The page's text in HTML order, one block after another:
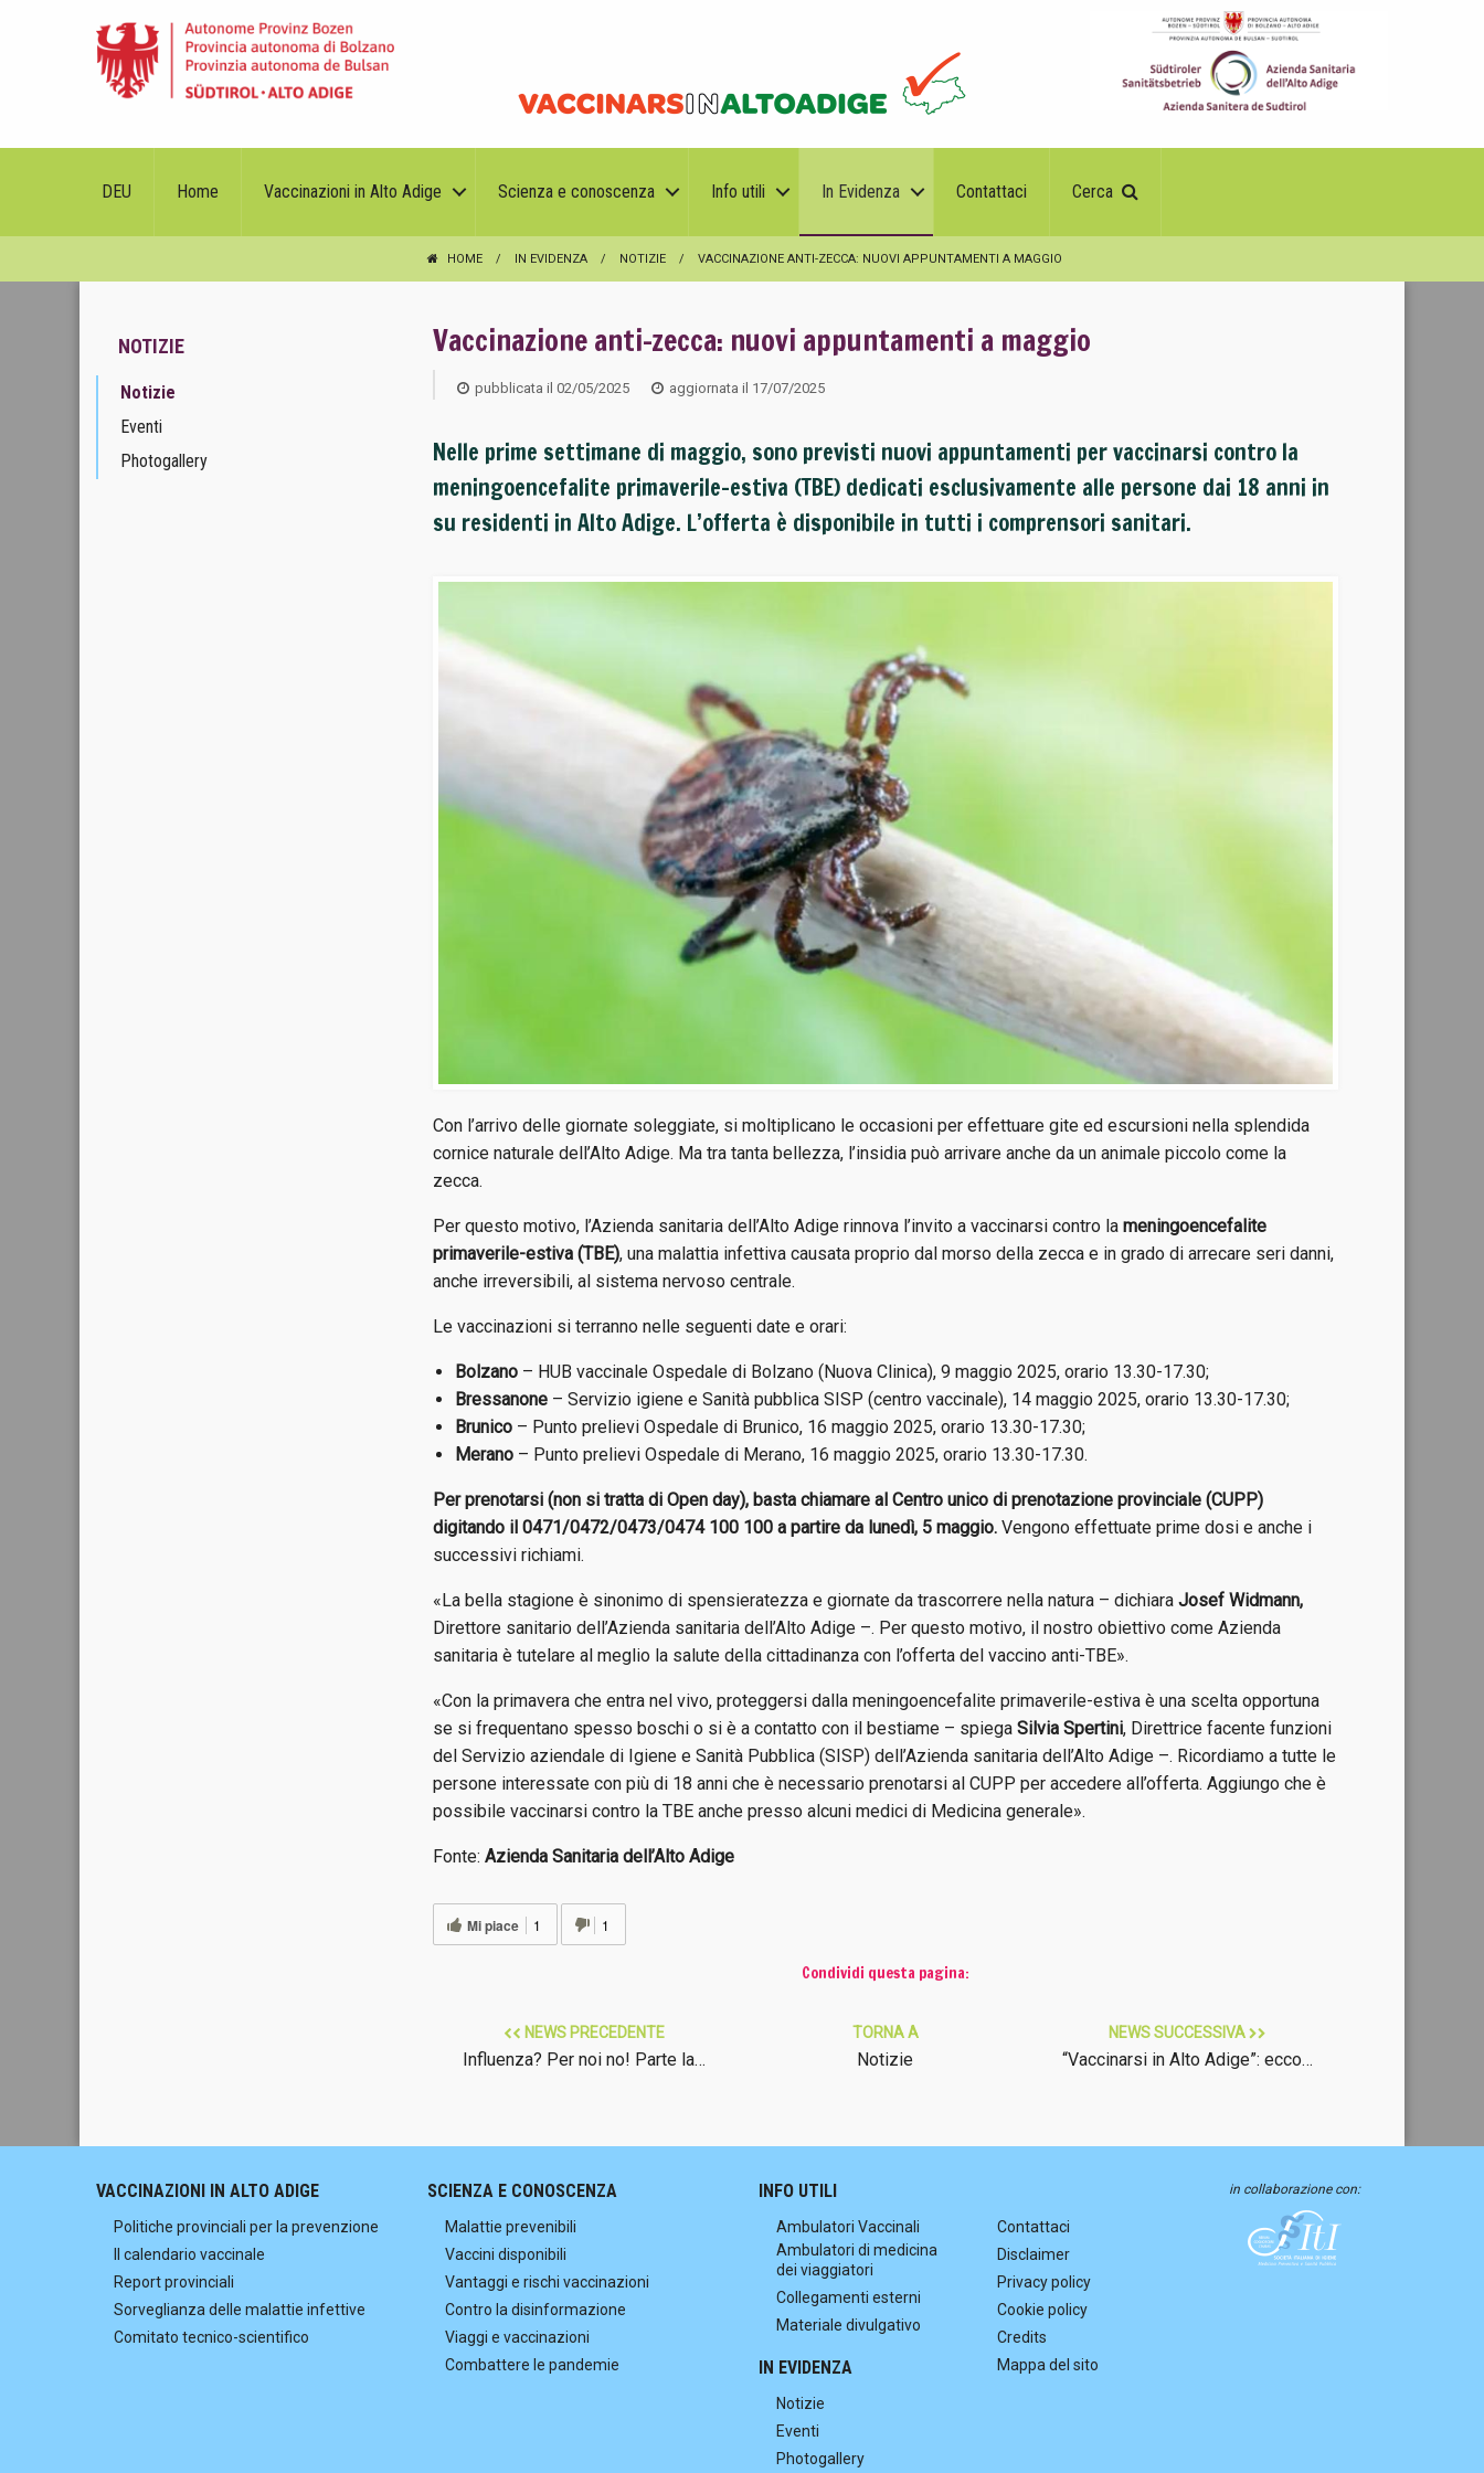
DEU Home Vaccinazioni in Alto Adige Scienza e conoscenza Info utili In Evidenza Contattaci Cerca
HOME IN EVIDENZA NOTIZIE VACCINAZIONE ANTI-ZECCA: NUOVI APPUNTAMENTI A MAGGIO
NOTIZIE
Notizie
Eventi
Photogallery
Vaccinazione anti-zecca: nuovi appuntamenti a maggio
pubblicata il 02/05/2025 aggiornata il 17/07/2025
Nelle prime settimane di maggio, sono previsti nuovi appuntamenti per vaccinarsi contro la
meningoencefalite primaverile-estiva (TBE) dedicati esclusivamente alle persone dai 18 anni in
su residenti in Alto Adige. L’offerta è disponibile in tutti i comprensori sanitari.
Con l’arrivo delle giornate soleggiate, si moltiplicano le occasioni per effettuare gite ed escursioni nella splendida
cornice naturale dell’Alto Adige. Ma tra tanta bellezza, l’insidia può arrivare anche da un animale piccolo come la
zecca.
Per questo motivo, l’Azienda sanitaria dell’Alto Adige rinnova l’invito a vaccinarsi contro la meningoencefalite
primaverile-estiva (TBE), una malattia infettiva causata proprio dal morso della zecca e in grado di arrecare seri danni,
anche irreversibili, al sistema nervoso centrale.
Le vaccinazioni si terranno nelle seguenti date e orari:
Bolzano – HUB vaccinale Ospedale di Bolzano (Nuova Clinica), 9 maggio 2025, orario 13.30-17.30;
Bressanone – Servizio igiene e Sanità pubblica SISP (centro vaccinale), 14 maggio 2025, orario 13.30-17.30;
Brunico – Punto prelievi Ospedale di Brunico, 16 maggio 2025, orario 13.30-17.30;
Merano – Punto prelievi Ospedale di Merano, 16 maggio 2025, orario 13.30-17.30.
Per prenotarsi (non si tratta di Open day), basta chiamare al Centro unico di prenotazione provinciale (CUPP)
digitando il 0471/0472/0473/0474 100 100 a partire da lunedì, 5 maggio. Vengono effettuate prime dosi e anche i
successivi richiami.
«La bella stagione è sinonimo di spensieratezza e giornate da trascorrere nella natura – dichiara Josef Widmann,
Direttore sanitario dell’Azienda sanitaria dell’Alto Adige –. Per questo motivo, il nostro obiettivo come Azienda
sanitaria è tutelare al meglio la salute della cittadinanza con l’offerta del vaccino anti-TBE».
«Con la primavera che entra nel vivo, proteggersi dalla meningoencefalite primaverile-estiva è una scelta opportuna
se si frequentano spesso boschi o si è a contatto con il bestiame – spiega Silvia Spertini, Direttrice facente funzioni
del Servizio aziendale di Igiene e Sanità Pubblica (SISP) dell’Azienda sanitaria dell’Alto Adige –. Ricordiamo a tutte le
persone interessate con più di 18 anni che è necessario prenotarsi al CUPP per accedere all’offerta. Aggiungo che è
possibile vaccinarsi contro la TBE anche presso alcuni medici di Medicina generale».
Fonte: Azienda Sanitaria dell’Alto Adige
Mi piace 1 1
Condividi questa pagina:
NEWS PRECEDENTE
Influenza? Per noi no! Parte la…
TORNA A
Notizie
NEWS SUCCESSIVA
“Vaccinarsi in Alto Adige”: ecco…
VACCINAZIONI IN ALTO ADIGE
Politiche provinciali per la prevenzione
Il calendario vaccinale
Report provinciali
Sorveglianza delle malattie infettive
Comitato tecnico-scientifico
SCIENZA E CONOSCENZA
Malattie prevenibili
Vaccini disponibili
Vantaggi e rischi vaccinazioni
Contro la disinformazione
Viaggi e vaccinazioni
Combattere le pandemie
INFO UTILI
Ambulatori Vaccinali
Ambulatori di medicina
dei viaggiatori
Collegamenti esterni
Materiale divulgativo
IN EVIDENZA
Notizie
Eventi
Photogallery
Contattaci
Disclaimer
Privacy policy
Cookie policy
Credits
Mappa del sito
in collaborazione con: